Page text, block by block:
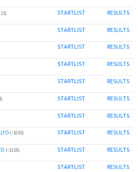
STARTLIST RESULTS
STARTLIST RESULTS
STARTLIST RESULTS
STARTLIST RESULTS
STARTLIST RESULTS
STARTLIST RESULTS
STARTLIST RESULTS
(~10:55)
STARTLIST RESULTS
(~11:05)
STARTLIST RESULTS
STARTLIST RESULTS